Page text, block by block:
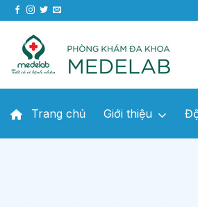
Chuyển
đến
dung
Trang chủ Giới thiệu